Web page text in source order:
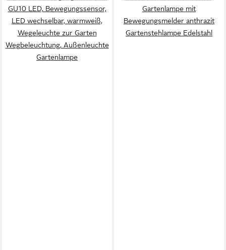
GU10 LED, Bewegungssensor,
LED wechselbar, warmweiß,
Wegeleuchte zur Garten
Wegbeleuchtung, Außenleuchte
Gartenlampe
Gartenlampe mit
Bewegungsmelder anthrazit
Gartenstehlampe Edelstahl